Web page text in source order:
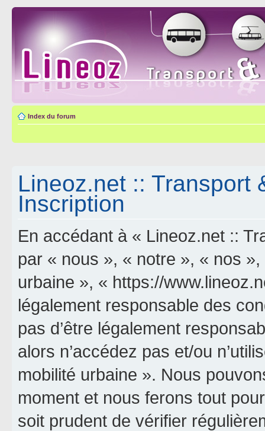
Index du forum
Lineoz.net :: Transport
Inscription
En accédant à « Lineoz.net ::
par « nous », « notre », « nos
urbaine », « https://
légalement responsable des
pas d’être légalement
alors n’accédez pas et/ou
mobilité urbaine ». Nous
moment et nous ferons tout
soit prudent de vérifier